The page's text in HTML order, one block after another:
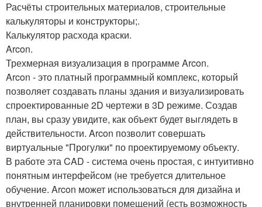
Расчёты строительных материалов, строительные
калькуляторы и конструкторы;.
Калькулятор расхода краски.
Arcon.
Трехмерная визуализация в программе Arcon.
Arcon - это платный программный комплекс, который
позволяет создавать планы здания и визуализировать
спроектированные 2D чертежи в 3D режиме. Создав
план, вы сразу увидите, как объект будет выглядеть в
действительности. Arcon позволит совершать
виртуальные "Прогулки" по проектируемому объекту.
В работе эта CAD - система очень простая, с интуитивно
понятным интерфейсом (не требуется длительное
обучение. Arcon может использоваться для дизайна и
внутренней планировки помещений (есть возможность